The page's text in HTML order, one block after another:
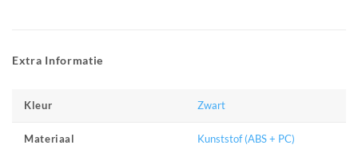
Extra Informatie
Kleur Zwart
Materiaal Kunststof (ABS + PC)